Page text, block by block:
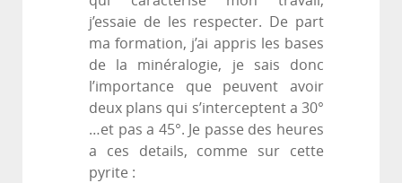
j’essaie de les respecter. De part
ma formation, j’ai appris les bases
de la minéralogie, je sais donc
l’importance que peuvent avoir
deux plans qui s’interceptent a 30°
…et pas a 45°. Je passe des heures
a ces details, comme sur cette
pyrite :